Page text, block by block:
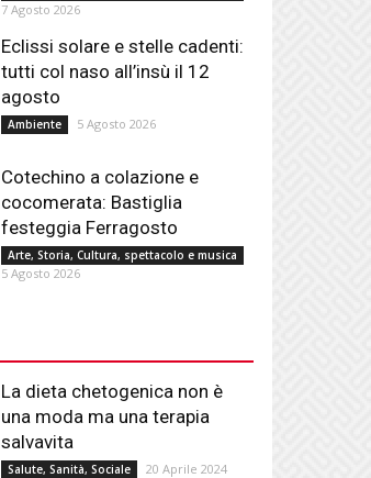
7 Agosto 2026
Eclissi solare e stelle cadenti:
tutti col naso all’insù il 12
agosto
Ambiente 5 Agosto 2026
Cotechino a colazione e
cocomerata: Bastiglia
festeggia Ferragosto
Arte, Storia, Cultura, spettacolo e musica
5 Agosto 2026
La dieta chetogenica non è
una moda ma una terapia
salvavita
Salute, Sanità, Sociale 20 Aprile 2024